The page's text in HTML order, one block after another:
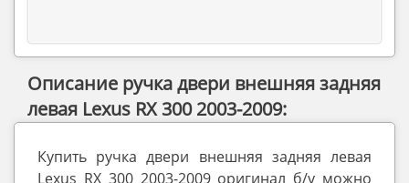
Описание ручка двери внешняя задняя
левая Lexus RX 300 2003-2009:
Купить ручка двери внешняя задняя левая
Lexus RX 300 2003-2009 оригинал б/у можно